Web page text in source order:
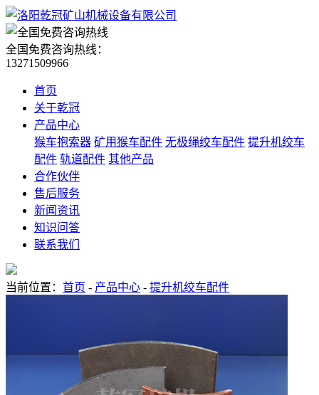
全国免费咨询热线：
13271509966
首页
关于乾冠
产品中心
猴车抱索器 矿用猴车配件 无极绳绞车配件 提升机绞车
配件 轨道配件 其他产品
合作伙伴
售后服务
新闻资讯
知识问答
联系我们
当前位置： 首页 - 产品中心 - 提升机绞车配件